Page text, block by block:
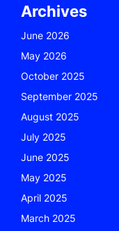
Archives
June 2026
May 2026
October 2025
September 2025
August 2025
July 2025
June 2025
May 2025
April 2025
March 2025